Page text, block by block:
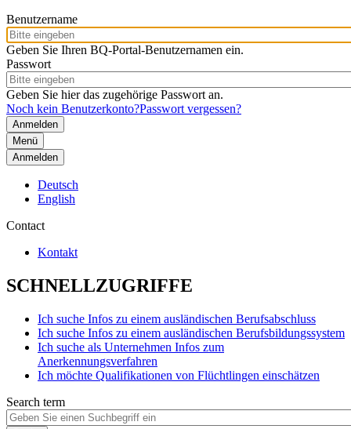
Benutzername
Geben Sie Ihren BQ-Portal-Benutzernamen ein.
Passwort
Geben Sie hier das zugehörige Passwort an.
Noch kein Benutzerkonto?Passwort vergessen?
Menü
Anmelden
Deutsch
English
Contact
Kontakt
SCHNELLZUGRIFFE
Ich suche Infos zu einem ausländischen Berufsabschluss
Ich suche Infos zu einem ausländischen Berufsbildungssystem
Ich suche als Unternehmen Infos zum
Anerkennungsverfahren
Ich möchte Qualifikationen von Flüchtlingen einschätzen
Search term